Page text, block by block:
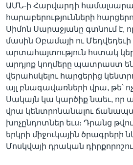
ԱՄՆ-ի Հարվարդի
հարաբերությունների
Սիմոն Սարաջյանը գտնում է,
մասին Օբամայի ու
արտահայտություն հստակ
արդյոք կողմերը պատրաստ են
վերահսկելու հարցերից
այլ բնագավառների վրա, թե՝
Սակայն կա կարծիք նաեւ, որ
վրա կենտրոնանալու
խոչընդոտներ եւս։ Դրանց
երկրի միջուկային ծրագրերի
Մոսկվայի դրական